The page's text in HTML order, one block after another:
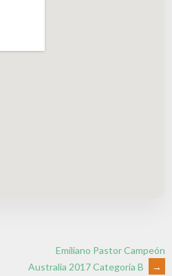
Emiliano Pastor Campeón
Australia 2017 Categoría B
→